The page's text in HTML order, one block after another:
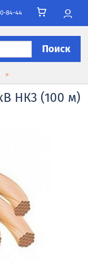
84-44
Поиск
НК3 (100 м)